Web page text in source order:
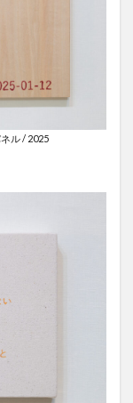
ル / 2025